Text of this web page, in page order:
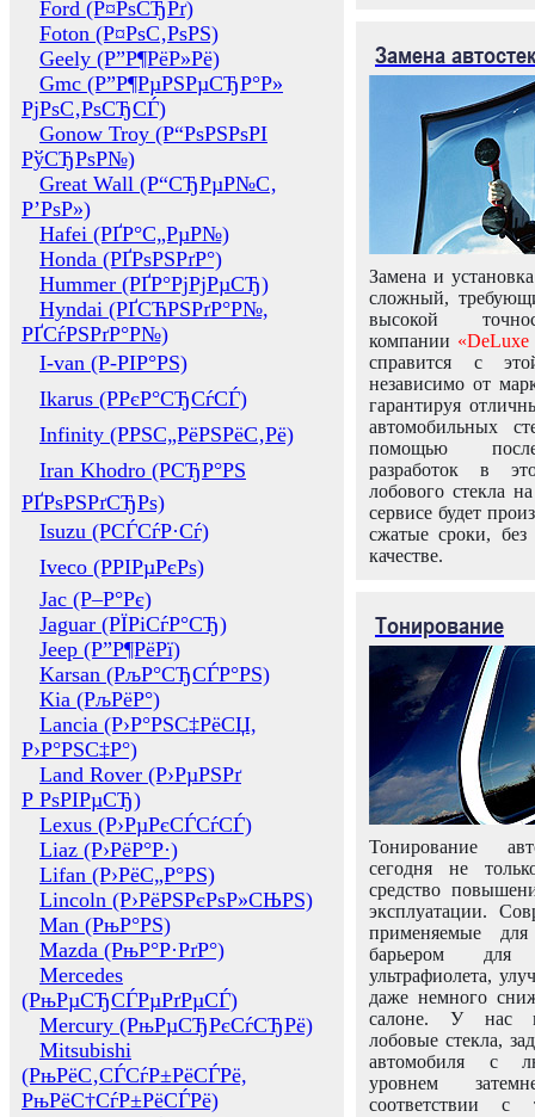
Ford (Р¤РѕСЂРґ)
Foton (Р¤РѕС‚РѕРЅ)
Geely (Р”Р¶РёР»Рё)
Gmc (Р”Р¶РµРЅРµСЂР°Р»
РјРѕС‚РѕСЂСЃ)
Gonow Troy (Р“РѕРЅРѕРІ
РўСЂРѕР№)
Great Wall (Р“СЂРµР№С‚
Р’РѕР»)
Hafei (РҐР°С„РµР№)
Honda (РҐРѕРЅРґР°)
Hummer (РҐР°РјРјРµСЂ)
Hyndai (РҐСЋРЅРґР°Р№,
РҐСѓРЅРґР°Р№)
I-van (Р-РІР°РЅ)
Ikarus (РРєР°СЂСѓСЃ)
Infinity (РРЅС„РёРЅРёС‚Рё)
Iran Khodro (РСЂР°РЅ
РҐРѕРЅРґСЂРѕ)
Isuzu (РСЃСѓР·Сѓ)
Iveco (РРІРµРєРѕ)
Jac (Р–Р°Рє)
Jaguar (РЇРіСѓР°СЂ)
Jeep (Р”Р¶РёРї)
Karsan (РљР°СЂСЃР°РЅ)
Kia (РљРёР°)
Lancia (Р›Р°РЅС‡РёСЏ,
Р›Р°РЅС‡Р°)
Land Rover (Р›РµРЅРґ
Р РѕРІРµСЂ)
Lexus (Р›РµРєСЃСѓСЃ)
Liaz (Р›РёР°Р·)
Lifan (Р›РёС„Р°РЅ)
Lincoln (Р›РёРЅРєРѕР»СЊРЅ)
Man (РњР°РЅ)
Mazda (РњР°Р·РґР°)
Mercedes
(РњРµСЂСЃРµРґРµСЃ)
Mercury (РњРµСЂРєСѓСЂРё)
Mitsubishi
(РњРёС‚СЃСѓР±РёСЃРё,
РњРёС†СѓР±РёСЃРё)
Замена
Замена и
сложный,
высокой
компании «DeLuxe
справится с
независимо от
гарантируя
автомобильных
помощью
разработок в
лобового стекла
сервисе будет
сжатые сроки,
качестве.
Тонирование
Тонирование
сегодня не
средство
эксплуатации.
применяемые
барьером для
ультрафиолета,
даже немного
салоне. У нас
лобовые стекла,
автомобиля с
уровнем
соответствии с